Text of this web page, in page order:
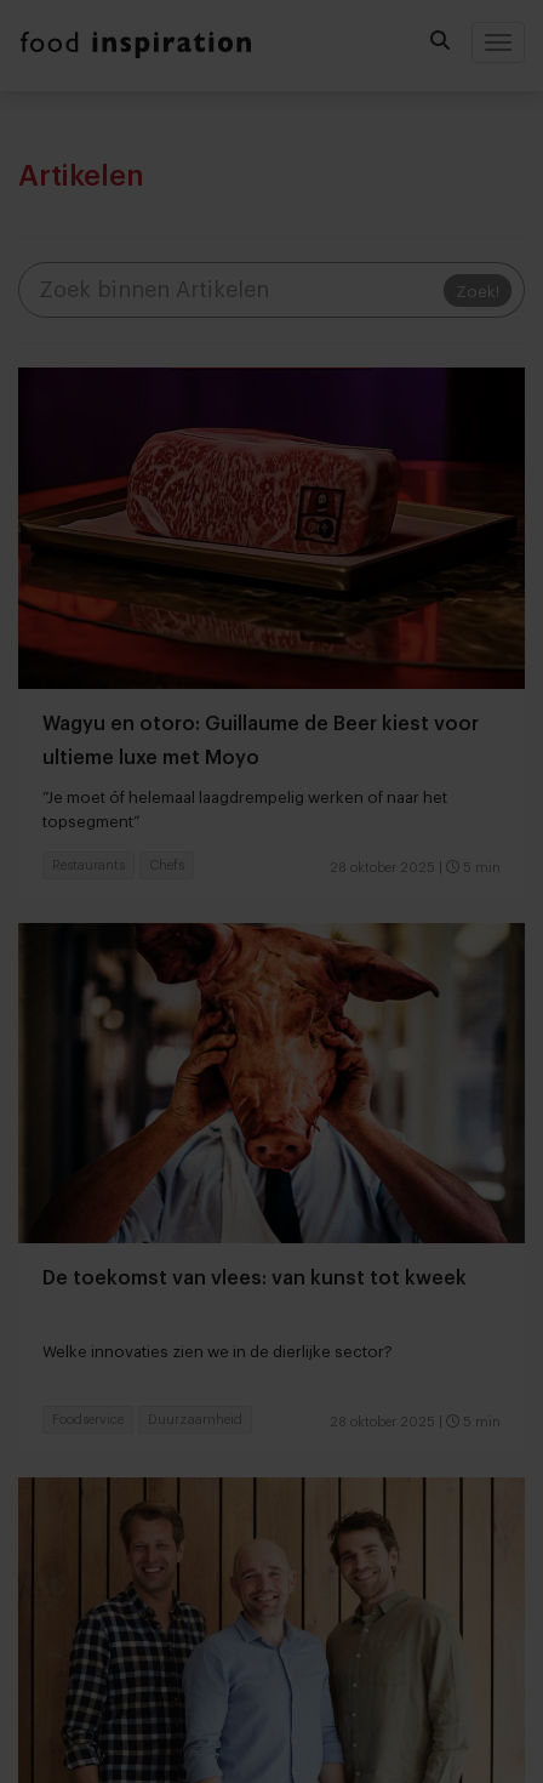
Artikelen
Zoek!
Wagyu en otoro: Guillaume de Beer kiest voor
ultieme luxe met Moyo
“Je moet óf helemaal laagdrempelig werken of naar het
topsegment”
28 oktober 2025 5 min
Restaurants Chefs
De toekomst van vlees: van kunst tot kweek
Welke innovaties zien we in de dierlijke sector?
28 oktober 2025 5 min
Foodservice Duurzaamheid